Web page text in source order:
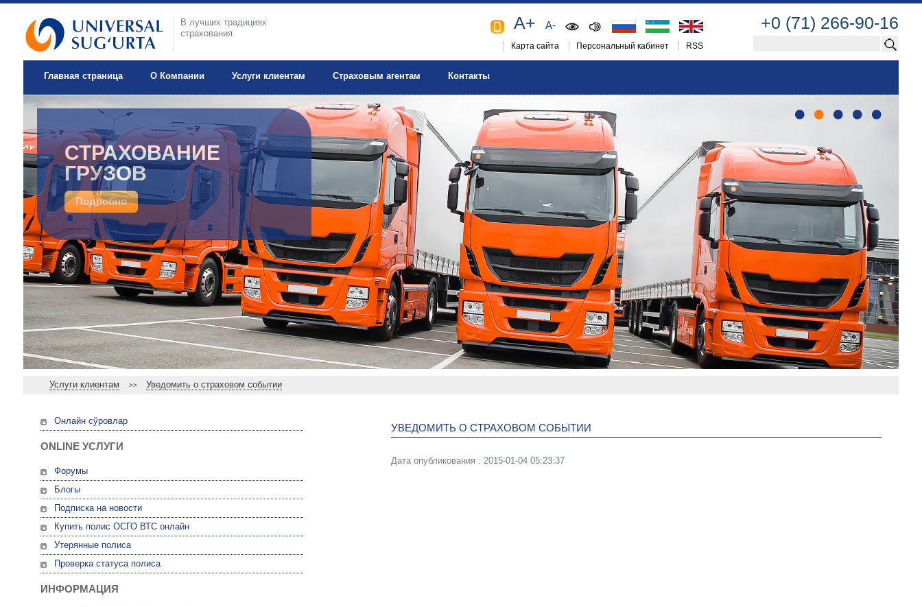
В лучших традициях
страхования
+0 (71) 266-90-16
A+ A-
Карта сайта Персональный кабинет RSS
Главная страница О Компании Услуги клиентам Страховым агентам Контакты
ДОБРОВОЛЬНОЕ
МЕДИЦИНСКОЕ
СТРАХОВАНИЕ
Подробно
СТРАХОВАНИЕ
ГРУЗОВ
Подробно
• • • • •
Услуги клиентам >> Уведомить о страховом событии
Онлайн сўровлар
ONLINE УСЛУГИ
Форумы
Блогы
Подписка на новости
Купить полис ОСГО ВТС онлайн
Утерянные полиса
Проверка статуса полиса
ИНФОРМАЦИЯ
УВЕДОМИТЬ О СТРАХОВОМ СОБЫТИИ
Дата опубликования : 2015-01-04 05:23:37